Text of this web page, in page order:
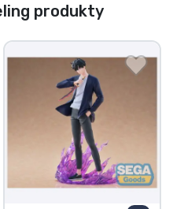
produkty